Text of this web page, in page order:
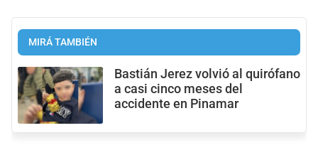
MIRÁ TAMBIÉN
Bastián Jerez volvió al quirófano
a casi cinco meses del
accidente en Pinamar